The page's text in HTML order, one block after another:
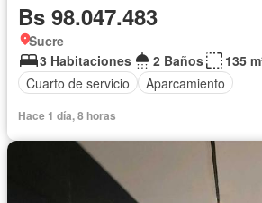
Bs 98.047.483
Sucre
3 Habitaciones
2 Baños
135
Cuarto de servicio
Aparcamiento
Hace 1 día, 8 horas